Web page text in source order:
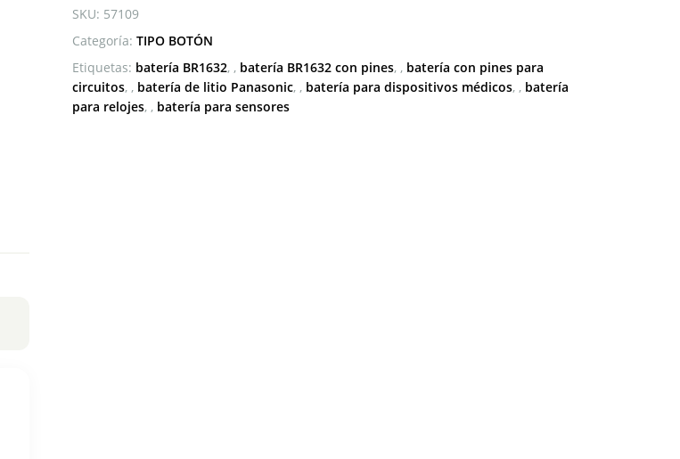
PINES
cantidad
SKU: 57109
Categoría: TIPO BOTÓN
Etiquetas: batería BR1632 , batería BR1632 con pines , batería con pines para
circuitos , batería de litio Panasonic , batería para dispositivos médicos , batería
para relojes , batería para sensores